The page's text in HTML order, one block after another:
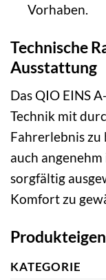
Vorhaben.
Technische
Ausstattung
Das QIO EINS
Technik mit
Fahrerlebnis zu
auch
sorgfältig
Komfort zu
KATEGORIE